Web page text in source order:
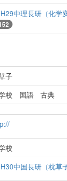
H29中理長研（化学
子
校 国語 古典
校
H30中国長研（枕草